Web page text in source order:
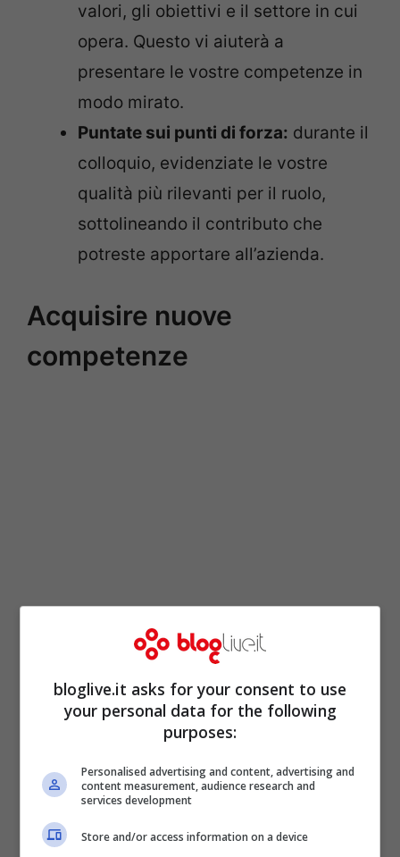
valori, gli obiettivi e il settore in cui
opera. Questo vi aiuterà a
presentare le vostre competenze in
modo mirato.
Puntate sui punti di forza: durante il
colloquio, evidenziate le vostre
qualità più rilevanti per il ruolo,
sottolineando il contributo che
potreste apportare all’azienda.
Acquisire nuove
competenze
Un buon sistema per essere più
acquisire nuove competenze, aggiornando
il vostro bagaglio di conoscenze e di
qualifiche. Oggi, con lo sviluppo delle
nuove tecnologie, non si può restare
ancorati a skill che sono state acquisite
bloglive.it asks for your consent to use
your personal data for the following
purposes:
Personalised advertising and content, advertising and
content measurement, audience research and
services development
Store and/or access information on a device